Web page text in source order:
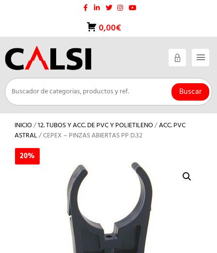
0,00€
Buscar
INICIO/12. TUBOS Y ACC. DE PVC Y POLIETILENO/ACC. PVC
ASTRAL/ CEPEX – PINZAS ABIERTAS PP D.32
20%
20%